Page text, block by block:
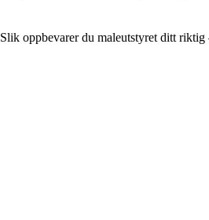
Slik oppbevarer du maleutstyret ditt